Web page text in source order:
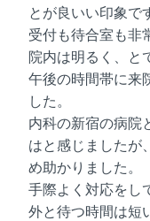
とが良いい印象で
受付も待合室も非
院内は明るく、と
午後の時間帯に来
した。
内科の新宿の病院
はと感じましたが
め助かりました。
手際よく対応をし
外と待つ時間は短